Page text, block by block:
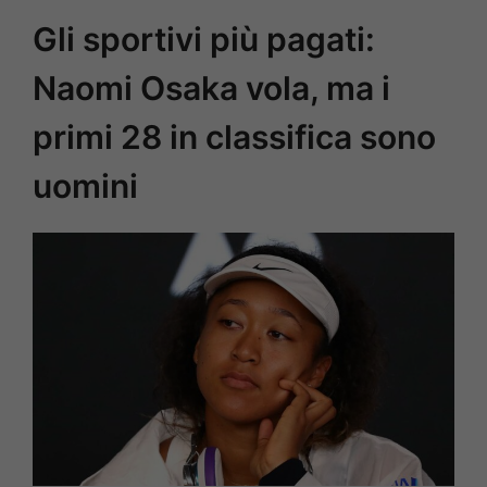
Gli sportivi più pagati:
Naomi Osaka vola, ma i
primi 28 in classifica sono
uomini